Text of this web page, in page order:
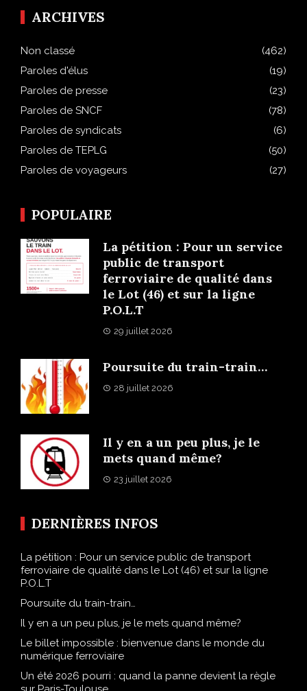
ARCHIVES
Non classé
(462)
Paroles d'élus
(19)
Paroles de presse
(23)
Paroles de SNCF
(78)
Paroles de syndicats
(6)
Paroles de TEPLG
(50)
Paroles de voyageurs
(27)
POPULAIRE
La pétition : Pour un service
public de transport
ferroviaire de qualité dans
le Lot (46) et sur la ligne
P.O.L.T
29 juillet 2026
Poursuite du train-train…
28 juillet 2026
Il y en a un peu plus, je le
mets quand même?
23 juillet 2026
DERNIÈRES INFOS
La pétition : Pour un service public de transport
ferroviaire de qualité dans le Lot (46) et sur la ligne
P.O.L.T
Poursuite du train-train…
Il y en a un peu plus, je le mets quand même?
Le billet impossible : bienvenue dans le monde du
numérique ferroviaire
Un été 2026 pourri : quand la panne devient la règle